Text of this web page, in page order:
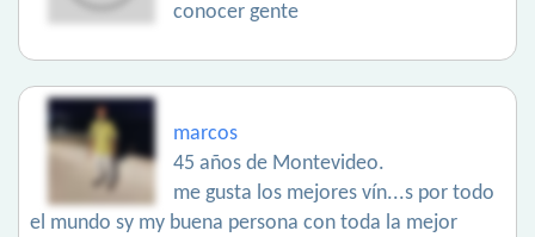
conocer gente
marcos
45 años de Montevideo.
me gusta los mejores vín...s por todo
el mundo sy my buena persona con toda la mejor